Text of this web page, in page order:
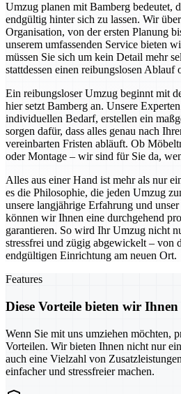
Umzug planen mit Bamberg bedeutet,
endgültig hinter sich zu lassen. Wir
Organisation, von der ersten Planung
unserem umfassenden Service bieten
müssen Sie sich um kein Detail mehr
stattdessen einen reibungslosen Ablauf
Ein reibungsloser Umzug beginnt mit
hier setzt Bamberg an. Unsere
individuellen Bedarf, erstellen ein
sorgen dafür, dass alles genau nach
vereinbarten Fristen abläuft. Ob
oder Montage – wir sind für Sie da,
Alles aus einer Hand ist mehr als nur
es die Philosophie, die jeden Umzug
unsere langjährige Erfahrung und
können wir Ihnen eine durchgehend
garantieren. So wird Ihr Umzug nicht
stressfrei und zügig abgewickelt – von
endgültigen Einrichtung am neuen Ort.
Features
Diese Vorteile bieten wir Ihnen
Wenn Sie mit uns umziehen möchten,
Vorteilen. Wir bieten Ihnen nicht nur
auch eine Vielzahl von
einfacher und stressfreier machen.